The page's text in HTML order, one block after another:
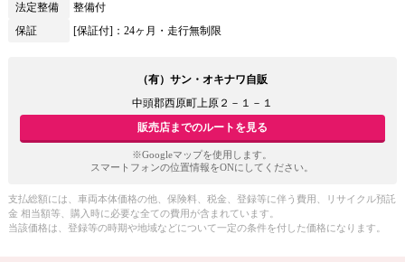
法定整備
整備付
保証
[保証付]：24ヶ月・走行無制限
（有）サン・オキナワ自販
中頭郡西原町上原２－１－１
販売店までのルートを見る
※Googleマップを使用します。
スマートフォンの位置情報をONにしてください。
支払総額には、車両本体価格の他、保険料、税金、登録等に伴う費用、リサイクル預託
金 相当額等、購入時に必要な全ての費用が含まれています。
当該価格は、登録等の時期や地域などについて一定の条件を付した価格になります。